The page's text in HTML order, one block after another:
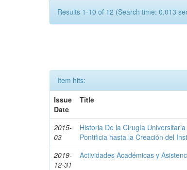
Results 1-10 of 12 (Search time: 0.013
Item hits:
Issue
Date
Title
2015-
03
Historia De la Cirugía
Pontificia hasta la Creación del
2019-
12-31
Actividades Académicas y